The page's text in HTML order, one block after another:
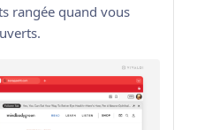
rangée quand vous